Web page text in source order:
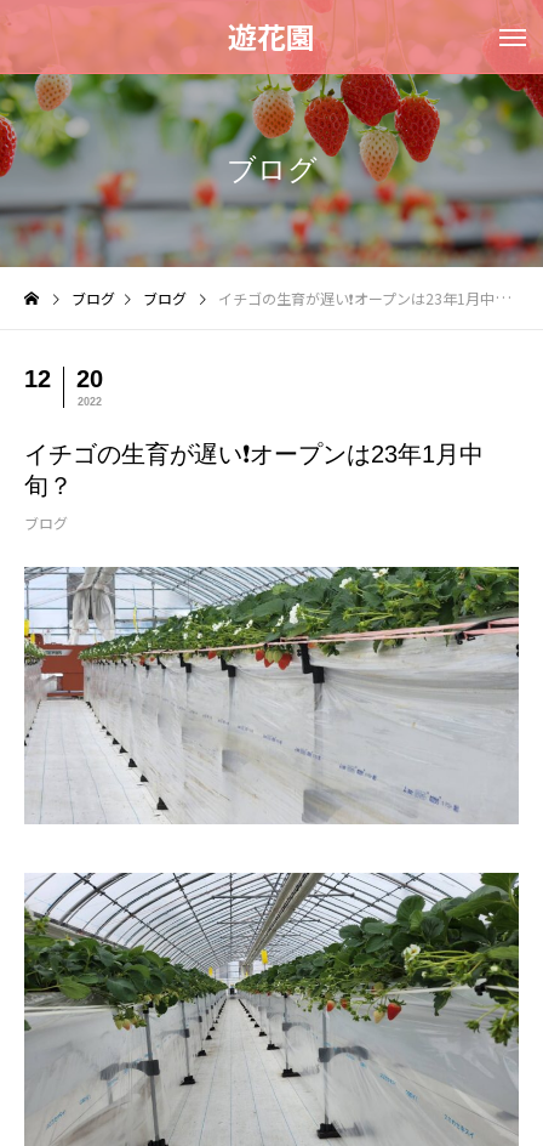
遊花園
ブログ
ブログ ブログ イチゴの生育が遅い❗オープンは23年1月中旬？
12 20
2022
イチゴの生育が遅い❗オープンは23年1月中
旬？
ブログ